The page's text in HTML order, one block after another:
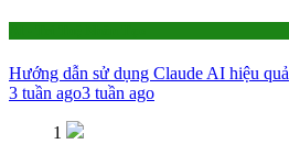
Hướng dẫn sử dụng Claude AI hiệu quả
3 tuần ago3 tuần ago
1